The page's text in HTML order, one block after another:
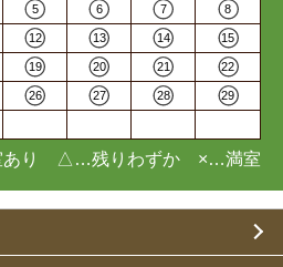
5 6 7 8
12 13 14 15
19 20 21 22
26 27 28 29
あり △…残りわずか ×…満室